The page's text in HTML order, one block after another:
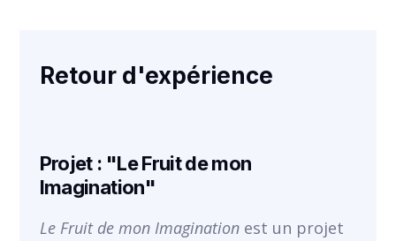
Retour d'expérience
Projet : "Le Fruit de mon
Imagination"
Le Fruit de mon Imagination est un projet